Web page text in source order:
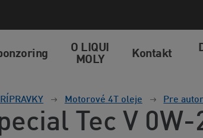
O LIQUI
MOLY
Kontakt
Motorové 4T oleje Pre
Tec V 0W-